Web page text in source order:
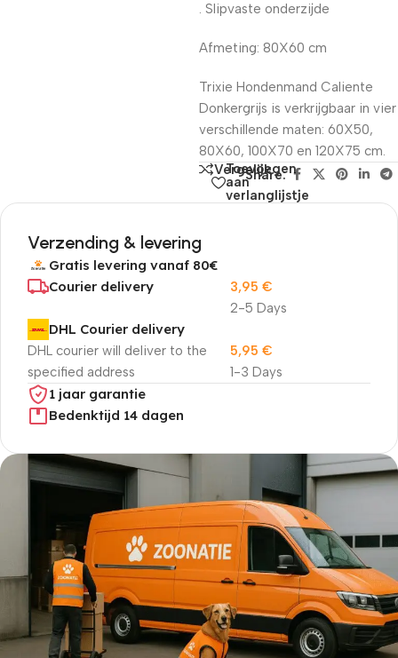
. Slipvaste onderzijde
Afmeting: 80X60 cm
Trixie Hondenmand Caliente
Donkergrijs is verkrijgbaar in vier
verschillende maten: 60X50,
80X60, 100X70 en 120X75 cm.
Vergelijk
Toevoegen
aan
verlanglijstje
Share:
Verzending & levering
Gratis levering vanaf 80€
Courier delivery
2-5 Days
3,95 €
DHL Courier delivery
DHL courier will deliver to the
specified address
1-3 Days
5,95 €
1 jaar garantie
Bedenktijd 14 dagen